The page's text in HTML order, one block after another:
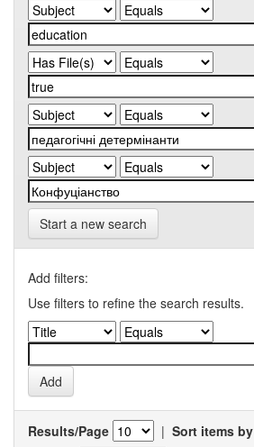
Start a new search
Add filters:
Use filters to refine the search results.
Results/Page | Sort items by